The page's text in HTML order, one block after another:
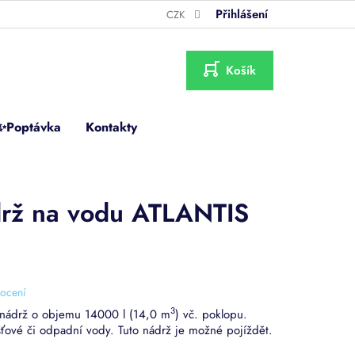
CZK Přihlášení
NÁKUPNÍ
KOŠÍK
Kontakty
o objemu 14000 l (14,0 m3) vč. poklopu.
či odpadní vody. Tuto nádrž je možné pojíždět.
na vodu ATLANTIS